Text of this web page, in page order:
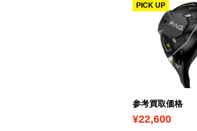
参考買取価格
¥22,600
PICK UP